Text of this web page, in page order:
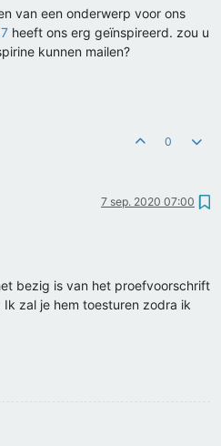
van een onderwerp voor ons
heeft ons erg geïnspireerd. zou u
kunnen mailen?
0
7 sep. 2020 07:00
bezig is van het proefvoorschrift
zal je hem toesturen zodra ik